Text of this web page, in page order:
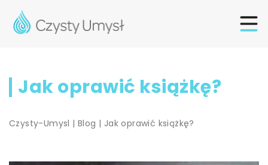
Jak oprawić książkę?
Czysty-Umysl |Blog | Jak oprawić książkę?